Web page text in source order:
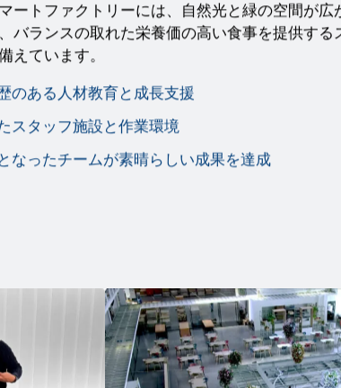
ートファクトリーには、自然光と緑の空間が広
バランスの取れた栄養価の高い食事を提供する
えています。
のある人材教育と成長支援
スタッフ施設と作業環境
なったチームが素晴らしい成果を達成